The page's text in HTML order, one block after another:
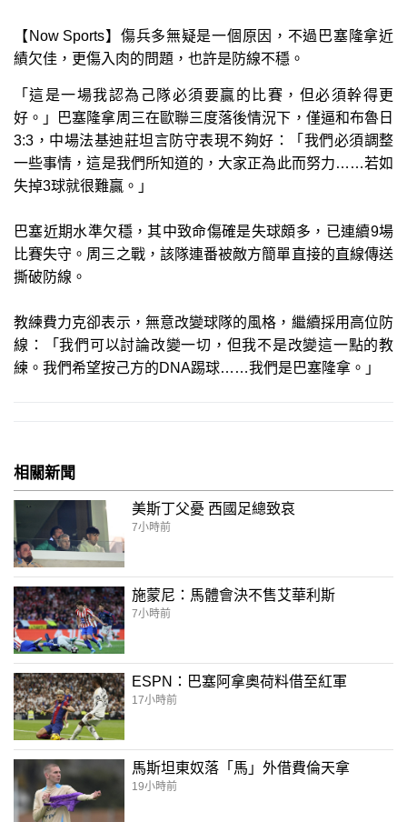
【Now Sports】傷兵多無疑是一個原因，不過巴塞隆拿近
績欠佳，更傷入肉的問題，也許是防線不穩。
「這是一場我認為己隊必須要贏的比賽，但必須幹得更
好。」巴塞隆拿周三在歐聯三度落後情況下，僅逼和布魯日
3:3，中場法基迪莊坦言防守表現不夠好：「我們必須調整
一些事情，這是我們所知道的，大家正為此而努力……若如
失掉3球就很難贏。」
巴塞近期水準欠穩，其中致命傷確是失球頗多，已連續9場
比賽失守。周三之戰，該隊連番被敵方簡單直接的直線傳送
撕破防線。
教練費力克卻表示，無意改變球隊的風格，繼續採用高位防
線：「我們可以討論改變一切，但我不是改變這一點的教
練。我們希望按己方的DNA踢球……我們是巴塞隆拿。」
相關新聞
美斯丁父憂 西國足總致哀
7小時前
施蒙尼：馬體會決不售艾華利斯
7小時前
ESPN：巴塞阿拿奧荷料借至紅軍
17小時前
馬斯坦東奴落「馬」外借費倫天拿
19小時前